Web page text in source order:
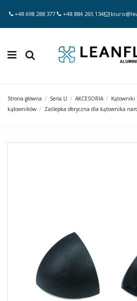
+48 698 288 377 +48 884 265 134
Strona główna Seria LI AKCESORIA Kątowniki
kątowników
Zaślepka sferyczna dla kątownika